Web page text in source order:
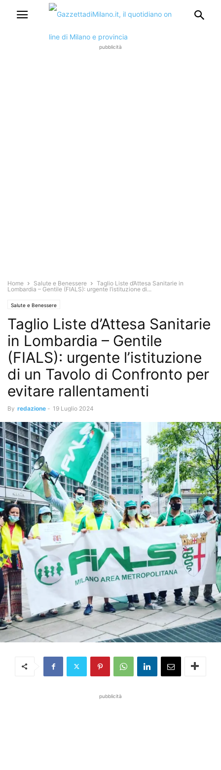
pubblicità
Home Salute e Benessere
Taglio Liste d’Attesa Sanitarie in
Lombardia – Gentile (FIALS): urgente l’istituzione di...
Salute e Benessere
Taglio Liste d’Attesa Sanitarie
in Lombardia – Gentile
(FIALS): urgente l’istituzione
di un Tavolo di Confronto per
evitare rallentamenti
By redazione - 19 Luglio 2024
pubblicità